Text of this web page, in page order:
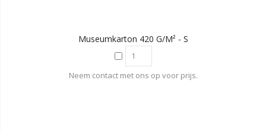
Museumkarton 420 G/m² - S
Neem contact met ons op voor prijs.